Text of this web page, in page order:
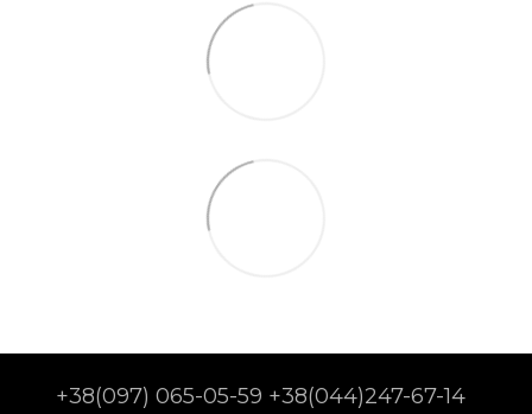
+38(097) 065-05-59 +38(044)247-67-14